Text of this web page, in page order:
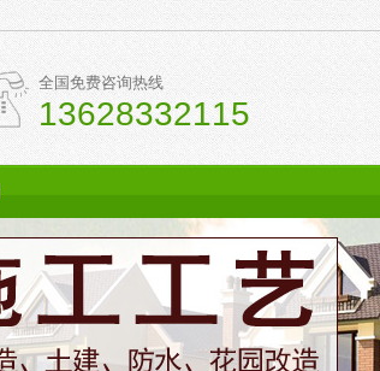
全国免费咨询热线
13628332115